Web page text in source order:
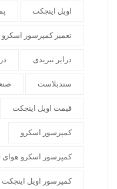
اویل اینجکت
تعمیر کمپرسور اسکرو
درایر تبریدی
سندبلاست
قیمت اویل اینجکت
کمپرسور اسکرو
کمپرسور اسکرو هوای
کمپرسور اویل اینجکت